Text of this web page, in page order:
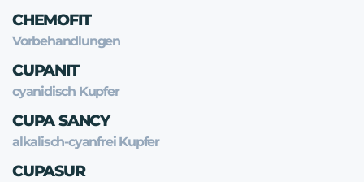
CHEMOFIT
Vorbehandlungen
CUPANIT
cyanidisch Kupfer
CUPA SANCY
alkalisch-cyanfrei Kupfer
CUPASUR